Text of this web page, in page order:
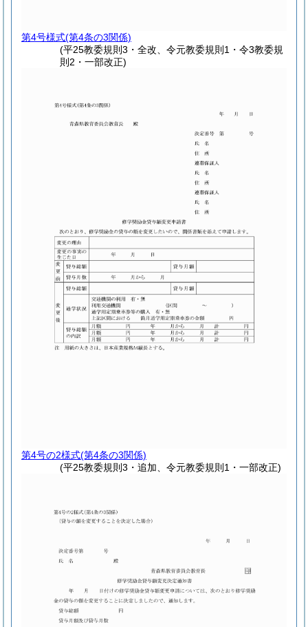
第4号様式(第4条の3関係)
(平25教委規則3・全改、令元教委規則1・令3教委規
則2・一部改正)
第4号の2様式(第4条の3関係)
(平25教委規則3・追加、令元教委規則1・一部改正)